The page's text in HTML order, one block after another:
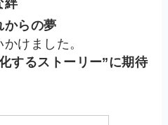
絆
からの夢
けました。
するストーリー”に期待